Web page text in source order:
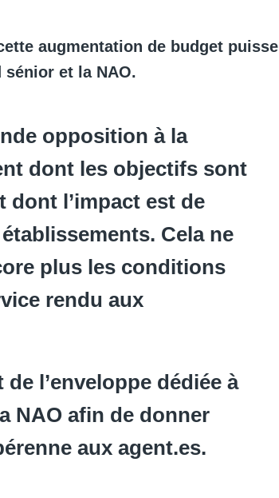
augmentation de budget puisse
sénior et la NAO.
opposition à la
dont les objectifs sont
dont l’impact est de
Cela ne
plus les conditions
rendu aux
l’enveloppe dédiée à
NAO afin de donner
aux agent.es.